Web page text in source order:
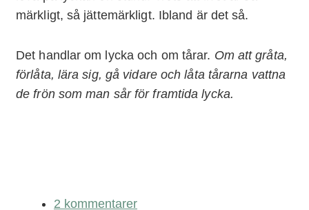
märkligt, så jättemärkligt. Ibland är det så.
Det handlar om lycka och om tårar. Om att gråta,
förlåta, lära sig, gå vidare och låta tårarna vattna
de frön som man sår för framtida lycka.
2 kommentarer